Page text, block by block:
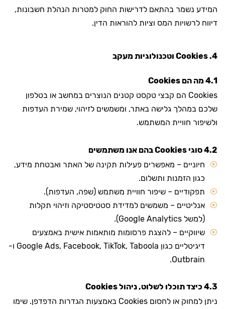
המידע נשמר בהתאם לדרישות החוק למטרות הנהלת חשבונות,
דיווח לרשויות המס וציות להוראות הדין.
4. Cookies וטכנולוגיות מעקב
4.1 מה הם Cookies
Cookies הם קבצי טקסט קטנים הנוצרים במחשב או בטלפון
שלכם במהלך גלישה באתר, ומשמשים לזיהוי, שמירת העדפות
ולשיפור חוויית המשתמש.
4.2 סוגי Cookies בהם אנו משתמשים
חיוניים – מאפשרים פעילות תקינה של האתר ואבטחת מידע,
כגון הזמנות ותשלום.
תפקודיים – שיפור חוויית משתמש (שפה, העדפות).
אנליטיים – משמשים למדידת סטטיסטיקה וזיהוי תקלות
(למשל Google Analytics).
שיווקיים – להצגת פרסומות מותאמות אישית באמצעים
דיגיטליים כגון Google Ads, Facebook, TikTok, Taboola ו-
Outbrain.
4.3 כיצד תוכלו לשלוט, ניהול Cookies
ניתן למחוק או לחסום Cookies באמצעות הגדרות הדפדפן. שימו